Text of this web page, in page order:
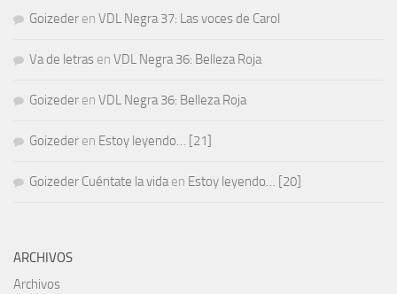
Goizeder en VDL Negra 37: Las voces de Carol
Va de letras en VDL Negra 36: Belleza Roja
Goizeder en VDL Negra 36: Belleza Roja
Goizeder en Estoy leyendo… [21]
Goizeder Cuéntate la vidaen Estoy leyendo… [20]
ARCHIVOS
Archivos